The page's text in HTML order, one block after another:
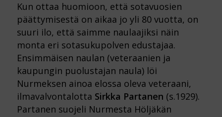
Kun ottaa huomioon, että sotavuosien
päättymisestä on aikaa jo yli 80 vuotta, on
suuri ilo, että saimme naulaajiksi näin
monta eri sotasukupolven edustajaa.
Ensimmäisen naulan (veteraanien ja
kaupungin puolustajan naula) löi
Nurmeksen ainoa elossa oleva veteraani,
ilmavalvontalotta Sirkka Partanen (s.1929).
Partanen suojeli Nurmesta Höljäkän